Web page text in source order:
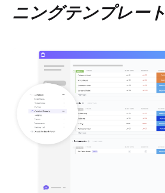
ニングテンプレート